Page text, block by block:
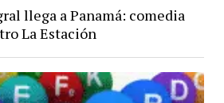
llega a Panamá: comedia
La Estación